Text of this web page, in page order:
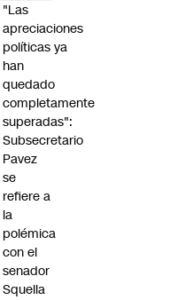
"Las
apreciaciones
políticas ya
han
quedado
completamente
superadas":
Subsecretario
Pavez
se
refiere a
la
polémica
con el
senador
Squella